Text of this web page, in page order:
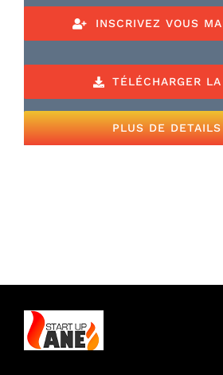
INSCRIVEZ VOUS
TÉLÉCHARGER
PLUS DE DETAILS